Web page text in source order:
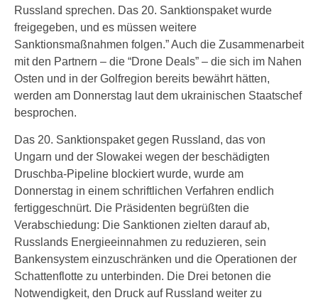
Russland sprechen. Das 20. Sanktionspaket wurde
freigegeben, und es müssen weitere
Sanktionsmaßnahmen folgen.” Auch die Zusammenarbeit
mit den Partnern – die “Drone Deals” – die sich im Nahen
Osten und in der Golfregion bereits bewährt hätten,
werden am Donnerstag laut dem ukrainischen Staatschef
besprochen.
Das 20. Sanktionspaket gegen Russland, das von
Ungarn und der Slowakei wegen der beschädigten
Druschba-Pipeline blockiert wurde, wurde am
Donnerstag in einem schriftlichen Verfahren endlich
fertiggeschnürt. Die Präsidenten begrüßten die
Verabschiedung: Die Sanktionen zielten darauf ab,
Russlands Energieeinnahmen zu reduzieren, sein
Bankensystem einzuschränken und die Operationen der
Schattenflotte zu unterbinden. Die Drei betonen die
Notwendigkeit, den Druck auf Russland weiter zu